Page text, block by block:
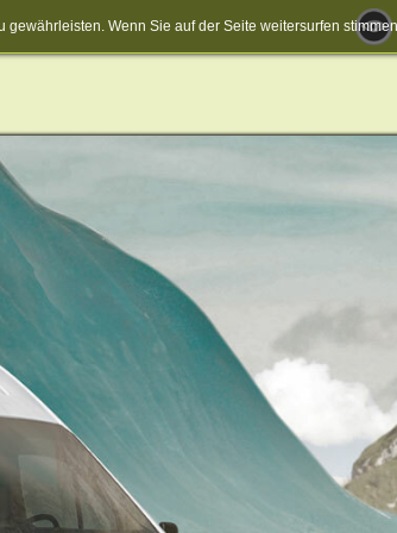
gewährleisten. Wenn Sie auf der Seite weitersurfen